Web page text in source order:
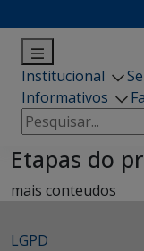
Institucional
Informativos
Pesquisar
por:
Etapas do
mais conteudos
LGPD